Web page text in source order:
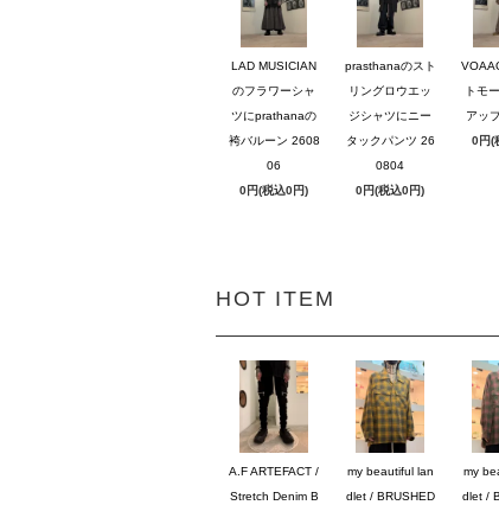
LAD MUSICIAN
のフラワーシャ
ツにprathanaの
袴バルーン 2608
06
0円(税込0円)
prasthanaのスト
リングロウエッ
ジシャツにニー
タックパンツ 26
0804
0円(税込0円)
トモ
アッ
0円(
HOT ITEM
A.F ARTEFACT /
Stretch Denim B
my beautiful lan
dlet / BRUSHED
my
dlet /